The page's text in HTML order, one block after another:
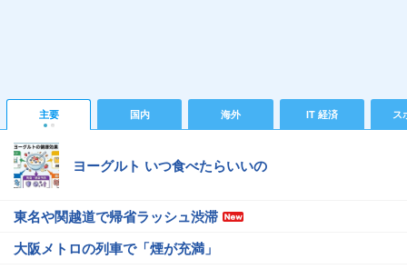
主要 国内 海外 IT 経済 ス
ヨーグルト いつ食べたらいいの
東名や関越道で帰省ラッシュ渋滞
大阪メトロの列車で「煙が充満」